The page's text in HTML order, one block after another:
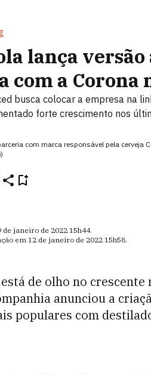
lança
com a Corona
busca colocar a empresa na
forte crescimento nos
com marca responsável pela
de janeiro de 202215h44.
em 12 de janeiro de 2022 15h58.
está de olho no
anunciou a
populares com